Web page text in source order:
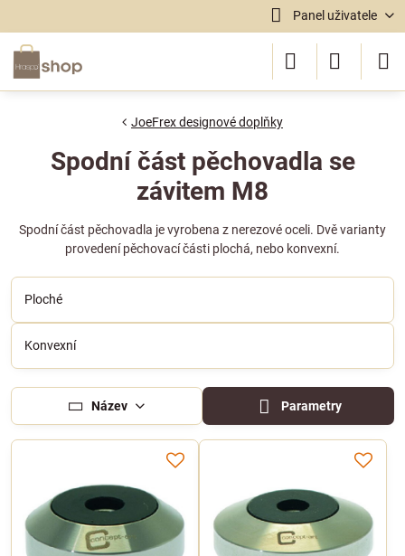
Panel uživatele
JoeFrex designové doplňky
Spodní část pěchovadla se
závitem M8
Spodní část pěchovadla je vyrobena z nerezové oceli. Dvě varianty
provedení pěchovací části plochá, nebo konvexní.
Ploché
Konvexní
Název Parametry